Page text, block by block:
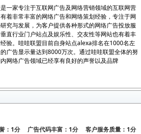
一家专注于互联网广告及网络营销领域的互联网营
着非常丰富的网络广告和网络策划经验，专注于网
究与发展，为客户提供各种形式的网络广告投放服
直行业门户站点及娱乐性、交友性等网站也有着丰
验。哇哇联盟目前自身站点alexa排名在1000名左
广告显示量达到8000万次。通过哇哇联盟全体的努
网络广告领域已经享有良好的声誉以及品牌
：1分 广告代码丰富：1分 客户服务质量：1分